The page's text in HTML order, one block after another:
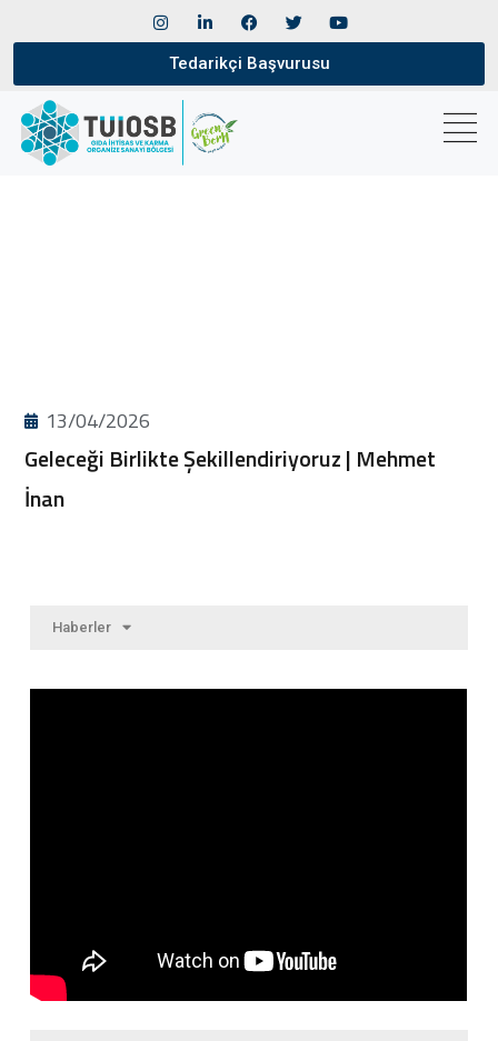
Tedarikçi Başvurusu
13/04/2026
Geleceği Birlikte Şekillendiriyoruz | Mehmet
İnan
Haberler